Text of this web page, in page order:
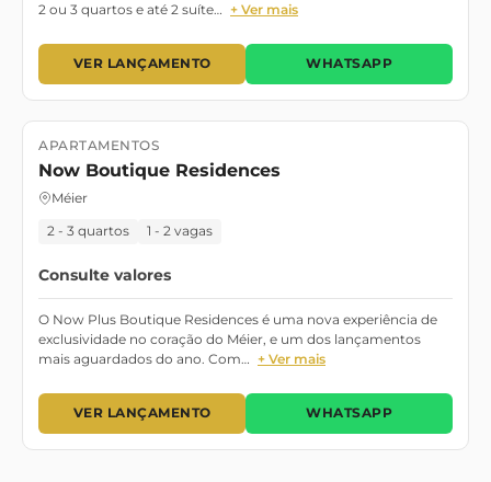
2 ou 3 quartos e até 2 suíte… + Ver mais
VER LANÇAMENTO WHATSAPP
Lançamento Em Breve
APARTAMENTOS
Now Boutique Residences
Méier
2 - 3 quartos 1 - 2 vagas
Consulte valores
O Now Plus Boutique Residences é uma nova experiência de
exclusividade no coração do Méier, e um dos lançamentos
mais aguardados do ano. Com… + Ver mais
VER LANÇAMENTO WHATSAPP